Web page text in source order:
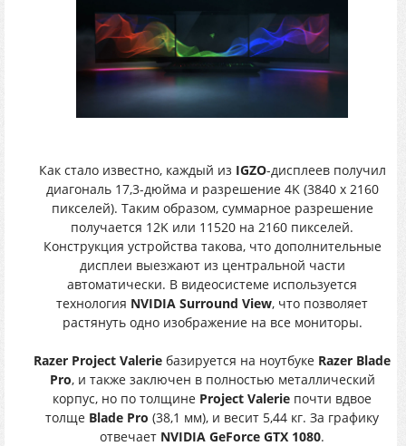
Как стало известно, каждый из IGZO-дисплеев получил
диагональ 17,3-дюйма и разрешение 4K (3840 x 2160
пикселей). Таким образом, суммарное разрешение
получается 12K или 11520 на 2160 пикселей.
Конструкция устройства такова, что дополнительные
дисплеи выезжают из центральной части
автоматически. В видеосистеме используется
технология NVIDIA Surround View, что позволяет
растянуть одно изображение на все мониторы.
Razer Project Valerie базируется на ноутбуке Razer Blade
Pro, и также заключен в полностью металлический
корпус, но по толщине Project Valerie почти вдвое
толще Blade Pro (38,1 мм), и весит 5,44 кг. За графику
отвечает NVIDIA GeForce GTX 1080.